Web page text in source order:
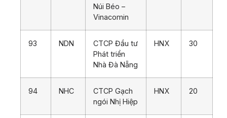
Núi Béo –
Vinacomin
93 NDN
CTCP Đầu tư
Phát triển
Nhà Đà Nẵng
HNX 30
94 NHC
CTCP Gạch
ngói Nhị Hiệp
HNX 20